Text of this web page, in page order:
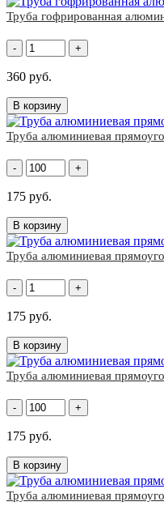
Труба гофрированная
- +
360 руб.
В корзину
Труба алюминиевая
- +
175 руб.
В корзину
Труба алюминиевая
- +
175 руб.
В корзину
Труба алюминиевая
- +
175 руб.
В корзину
Труба алюминиевая